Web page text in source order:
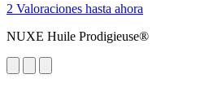
2 Valoraciones hasta ahora
NUXE Huile Prodigieuse®